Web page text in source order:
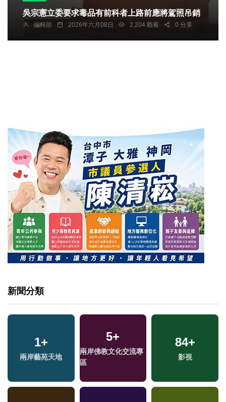
吳宗憲立委要求毒品有前科者上路前應將駕照吊銷
編輯部 2026年六月08日 2,204 觀看 0 分享
新聞分類
1+
兩岸藝苑天地
5+
兩岸佛教文化交流專
區
84+
影視